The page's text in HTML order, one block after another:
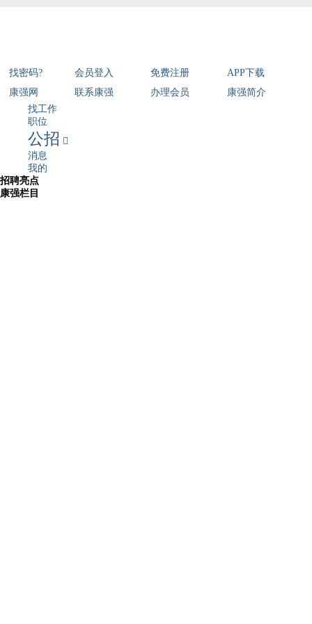
找密码? 会员登入 免费注册
APP下载
康强网
联系康强 办理会员
康强简介
找工作
职位
公招 
消息
我的
招聘亮点
康强栏目